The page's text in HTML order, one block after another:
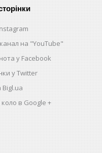
на "YouTube"
у Facebook
у Twitter
в Google +